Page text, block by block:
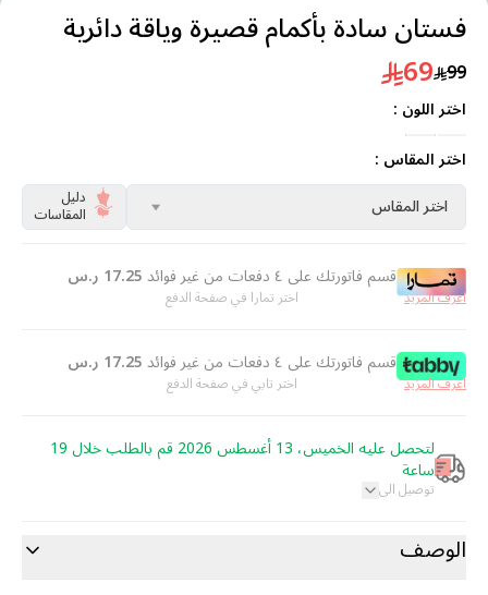
فستان سادة بأكمام قصيرة وياقة دائرية
99
69
اختر اللون :
اختر المقاس :
اختر المقاس
دليل
المقاسات
قسم فاتورتك على ٤ دفعات من غير فوائد 17.25 ر.س
اختر تمارا في صفحة الدفع اعرف المزيد
قسم فاتورتك على ٤ دفعات من غير فوائد 17.25 ر.س
اختر تابي في صفحة الدفع اعرف المزيد
لتحصل عليه الخميس، 13 أغسطس 2026 قم بالطلب خلال 19
ساعة
توصيل الى
الوصف